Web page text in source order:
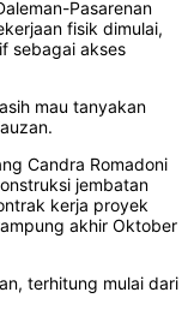
Pasarenan
fisik dimulai,
sebagai akses
mau tanyakan
Candra Romadoni
jembatan
kerja proyek
akhir Oktober
terhitung mulai dari